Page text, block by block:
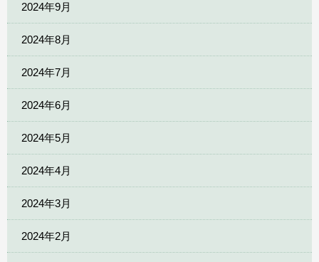
2024年9月
2024年8月
2024年7月
2024年6月
2024年5月
2024年4月
2024年3月
2024年2月